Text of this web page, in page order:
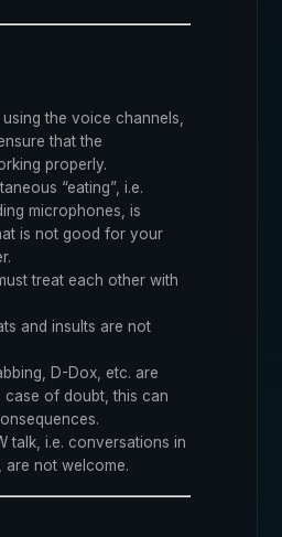
using the voice channels,
that the
properly.
“eating”, i.e.
microphones, is
is not good for your
treat each other with
and insults are not
D-Dox, etc. are
case of doubt, this can
talk, i.e. conversations in
are not welcome.